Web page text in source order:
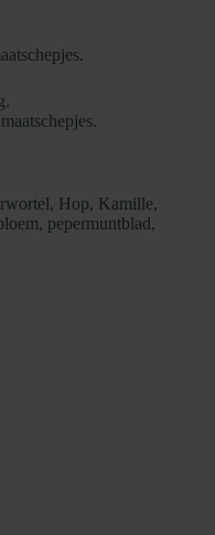
Hop, Kamille,
pepermuntblad,